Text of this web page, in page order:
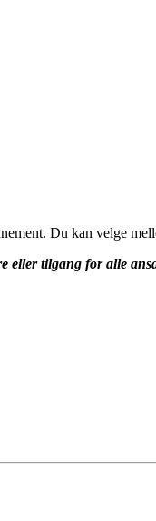
Du kan velge
eller tilgang for alle